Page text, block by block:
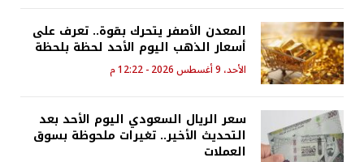
المعدن الأصفر يتحرك بقوة.. تعرف على
أسعار الذهب اليوم الأحد لحظة بلحظة
الأحد، 9 أغسطس 2026 - 12:22 م
سعر الريال السعودي اليوم الأحد بعد
التحديث الأخير.. تغيرات ملحوظة بسوق
العملات